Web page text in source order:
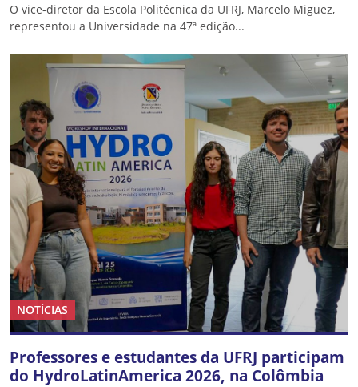
O vice-diretor da Escola Politécnica da UFRJ, Marcelo Miguez,
representou a Universidade na 47ª edição...
NOTÍCIAS
Professores e estudantes da UFRJ participam
do HydroLatinAmerica 2026, na Colômbia